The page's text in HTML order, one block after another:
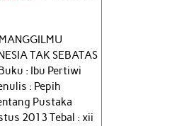
TAK SEBATAS
: Ibu Pertiwi
: Pepih
Pustaka
2013 Tebal : xii